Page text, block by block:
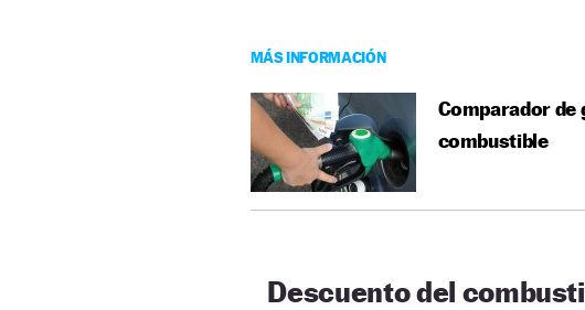
MÁS INFORMACIÓN
Comparador de
combustible
Descuento del